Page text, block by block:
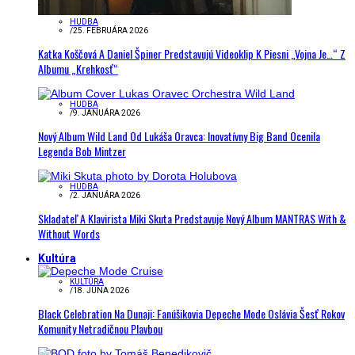
HUDBA
/25. FEBRUÁRA 2026
Katka Koščová A Daniel Špiner Predstavujú Videoklip K Piesni „Vojna Je…“ Z
Albumu „Krehkosť“
HUDBA
/9. JANUÁRA 2026
Nový Album Wild Land Od Lukáša Oravca: Inovatívny Big Band Ocenila
Legenda Bob Mintzer
HUDBA
/2. JANUÁRA 2026
Skladateľ A Klavirista Miki Skuta Predstavuje Nový Album MANTRAS With &
Without Words
Kultúra
KULTÚRA
/18. JÚNA 2026
Black Celebration Na Dunaji: Fanúšikovia Depeche Mode Oslávia Šesť Rokov
Komunity Netradičnou Plavbou